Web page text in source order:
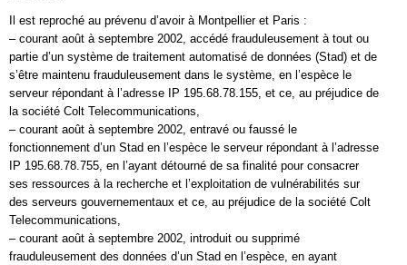
Il est reproché au prévenu d’avoir à Montpellier et Paris :
– courant août à septembre 2002, accédé frauduleusement à tout ou
partie d’un système de traitement automatisé de données (Stad) et de
s’être maintenu frauduleusement dans le système, en l’espèce le
serveur répondant à l’adresse IP 195.68.78.155, et ce, au préjudice de
la société Colt Telecommunications,
– courant août à septembre 2002, entravé ou faussé le
fonctionnement d’un Stad en l’espèce le serveur répondant à l’adresse
IP 195.68.78.755, en l’ayant détourné de sa finalité pour consacrer
ses ressources à la recherche et l’exploitation de vulnérabilités sur
des serveurs gouvernementaux et ce, au préjudice de la société Colt
Telecommunications,
– courant août à septembre 2002, introduit ou supprimé
frauduleusement des données d’un Stad en l’espèce, en ayant